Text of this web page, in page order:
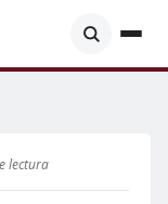
lectura